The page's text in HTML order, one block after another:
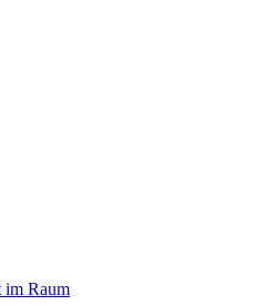
im Raum